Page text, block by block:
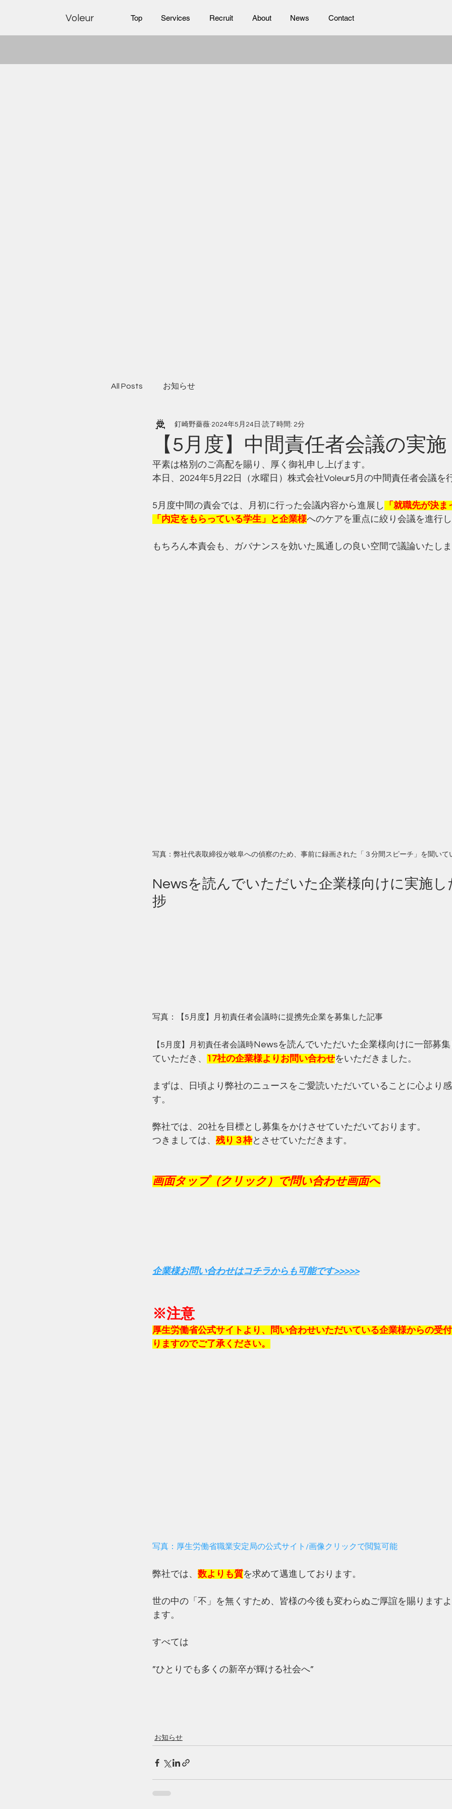
Voleur Top Services Recruit About News Contact
All Posts お知らせ
【5月度】中間責任者会議の実施
釘崎野薔薇 2024年5月24日 読了時間: 2分
平素は格別のご高配を賜り、厚く御礼申し上げます。
本日、2024年5月22日（水曜日）株式会社Voleur5月の中間責任者会議を
5月度中間の責会では、 月初に行った会議内容から進展し
「就職先が決ま
「内定をもらっている学生」と企業様へのケアを重点に絞り会議を進行し
もちろん本責会も、 ガバナンスを効いた風通しの良い空間で議論いたしま
写真：弊社代表取締役が岐阜への偵察のため、事前に録画された「３分間スピーチ」を聞いて
Newsを読んでいただいた企業様向けに実施し
捗
写真：【5月度】月初責任者会議時に提携先企業を募集した記事
【5月度】月初責任者会議時Newsを読んでいただいた企業様向けに一部募
ていただき、
17社の企業様よりお問い合わせをいただきました。
まずは、日頃より弊社のニュースをご愛読いただいていることに心より
す。
弊社では、20社を目標とし募集をかけさせていただいております。
つきましては、 残り３枠とさせていただきます。
画面タップ（クリック）で問い合わせ画面へ
企業様お問い合わせはコチラからも可能です>>>>>
※注意
厚生労働省公式サイトより、問い合わせいただいている企業様からの受
りますのでご了承ください。
写真：厚生労働省職業安定局の公式サイト/画像クリックで閲覧可能
弊社では、 数よりも質を求めて邁進しております。
世の中の「不」を無くすため、皆様の今後も変わらぬご厚誼を賜ります
ます。
すべては
”ひとりでも多くの新卒が輝ける社会へ”
お知らせ